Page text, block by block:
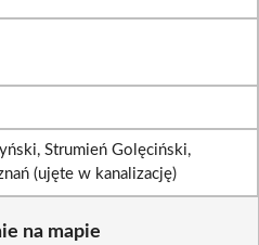
Strumień Golęciński,
(ujęte w kanalizację)
na mapie